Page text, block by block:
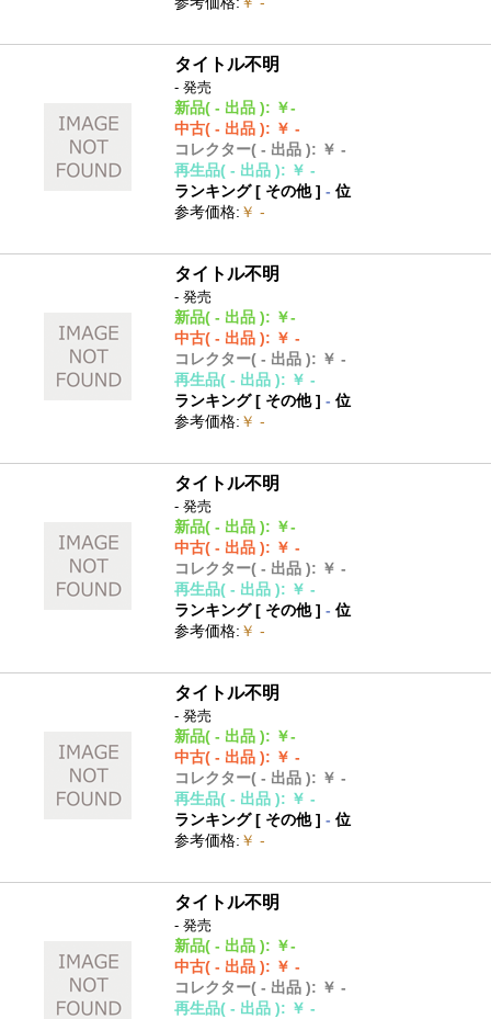
タイトル不明
- 発売
新品( - 出品 ): ￥-
中古( - 出品 ): ￥ -
コレクター( - 出品 ): ￥ -
再生品( - 出品 ): ￥ -
ランキング [ その他]- 位
参考価格: ￥ -
タイトル不明
- 発売
新品( - 出品 ): ￥-
中古( - 出品 ): ￥ -
コレクター( - 出品 ): ￥ -
再生品( - 出品 ): ￥ -
ランキング [ その他]- 位
参考価格: ￥ -
タイトル不明
- 発売
新品( - 出品 ): ￥-
中古( - 出品 ): ￥ -
コレクター( - 出品 ): ￥ -
再生品( - 出品 ): ￥ -
ランキング [ その他]- 位
参考価格: ￥ -
タイトル不明
- 発売
新品( - 出品 ): ￥-
中古( - 出品 ): ￥ -
コレクター( - 出品 ): ￥ -
再生品( - 出品 ): ￥ -
ランキング [ その他]- 位
参考価格: ￥ -
タイトル不明
- 発売
新品( - 出品 ): ￥-
中古( - 出品 ): ￥ -
コレクター( - 出品 ): ￥ -
再生品( - 出品 ): ￥ -